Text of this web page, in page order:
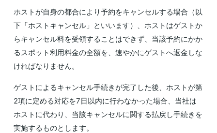
ホストが自身の都合により予約をキャンセルする場合（以
下「ホストキャンセル」といいます）、ホストはゲストか
らキャンセル料を受領することはできず、当該予約にかか
るスポット利用料金の全額を、速やかにゲストへ返金しな
ければなりません。
ゲストによるキャンセル手続きが完了した後、ホストが第
2項に定める対応を7日以内に行わなかった場合、当社は
ホストに代わり、当該キャンセルに関する払戻し手続きを
実施するものとします。